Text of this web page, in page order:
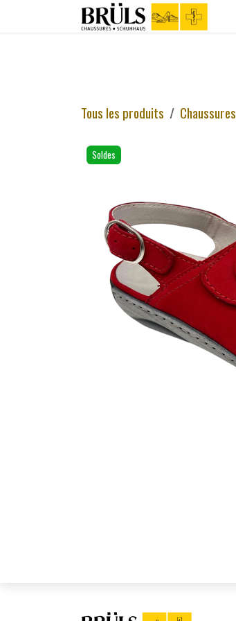
Se rendre au contenu
Tous les produits Chaussures
Soldes